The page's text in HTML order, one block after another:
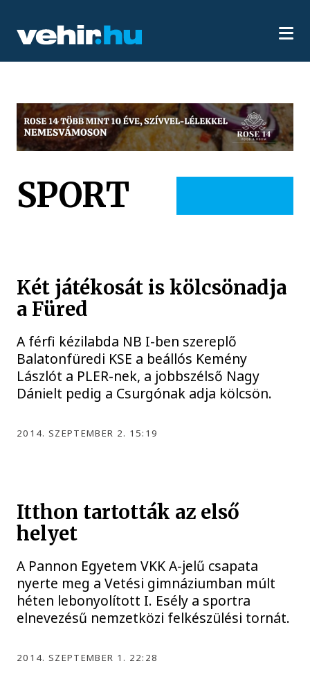
SPORT
Két játékosát is kölcsönadja
a Füred
A férfi kézilabda NB I-ben szereplő
Balatonfüredi KSE a beállós Kemény
Lászlót a PLER-nek, a jobbszélső Nagy
Dánielt pedig a Csurgónak adja kölcsön.
2014. SZEPTEMBER 2. 15:19
Itthon tartották az első
helyet
A Pannon Egyetem VKK A-jelű csapata
nyerte meg a Vetési gimnáziumban múlt
héten lebonyolított I. Esély a sportra
elnevezésű nemzetközi felkészülési tornát.
2014. SZEPTEMBER 1. 22:28